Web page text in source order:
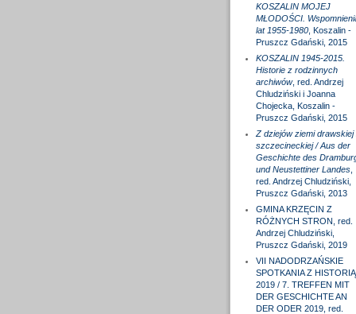
KOSZALIN MOJEJ
MŁODOŚCI.
lat 1955-1980, Koszalin -
Pruszcz Gdański, 2015
KOSZALIN 1945-2015.
Historie z rodzinnych
archiwów, red. Andrzej
Chludziński i Joanna
Chojecka, Koszalin -
Pruszcz Gdański, 2015
Z dziejów ziemi drawskiej
szczecineckiej / Aus der
Geschichte des
und Neustettiner Landes,
red. Andrzej Chludziński,
Pruszcz Gdański, 2013
GMINA KRZĘCIN Z
RÓŻNYCH STRON, red.
Andrzej Chludziński,
Pruszcz Gdański, 2019
VII NADODRZAŃSKIE
SPOTKANIA Z HISTORIĄ
2019 / 7. TREFFEN MIT
DER GESCHICHTE AN
DER ODER 2019, red.